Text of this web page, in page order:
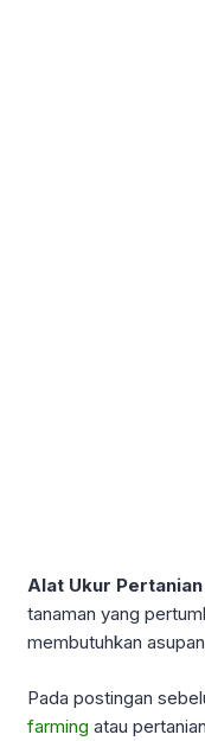
Alat Ukur Pertanian
tanaman yang
membutuhkan
Pada postingan
farming atau